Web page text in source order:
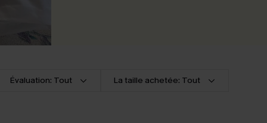
Évaluation: Tout La taille achetée: Tout